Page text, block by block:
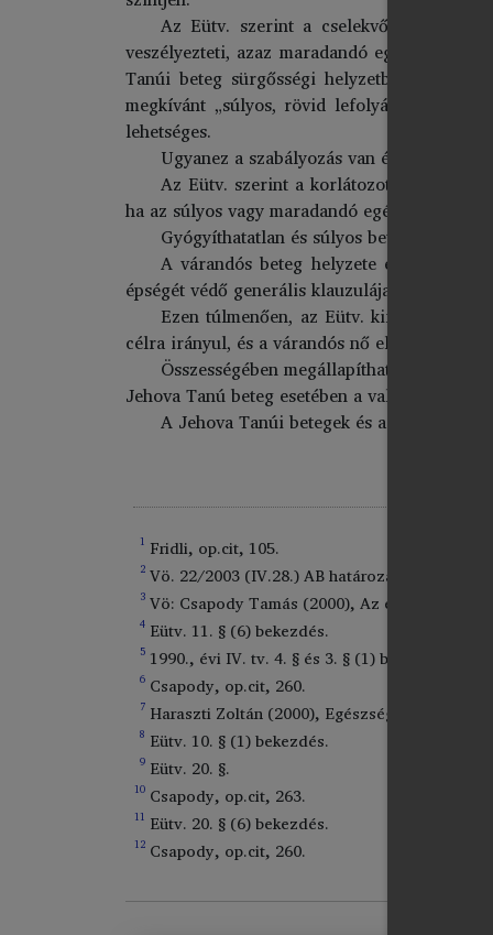
Az Eütv. szerint a cselekvőképes
veszélyezteti, azaz maradandó
Tanúi beteg sürgősségi helyzetben van és
megkívánt „súlyos, rövid lefolyású,
lehetséges.
Ugyanez a szabályozás van életben a
Az Eütv. szerint a korlátozottan
ha az súlyos vagy maradandó
Gyógyíthatatlan és súlyos betegségnél ez
A várandós beteg helyzete
épségét védő generális klauzulája
Ezen túlmenően, az Eütv. kifejezetten
célra irányul, és a várandós nő előre
Összességében megállapítható, hogy a
Jehova Tanú beteg esetében a vallási
A Jehova Tanúi betegek és az orvosok
1 Fridli, op.cit, 105.
2 Vö. 22/2003 (IV.28.) AB határozat.
3 Vö: Csapody Tamás (2000), Az ellátás
4 Eütv. 11. § (6) bekezdés.
5 1990., évi IV. tv. 4. § és 3. § (1) bekezdések.
6 Csapody, op.cit, 260.
7 Haraszti Zoltán (2000), Egészségügyi
8 Eütv. 10. § (1) bekezdés.
9 Eütv. 20. §.
10 Csapody, op.cit, 263.
11 Eütv. 20. § (6) bekezdés.
12 Csapody, op.cit, 260.